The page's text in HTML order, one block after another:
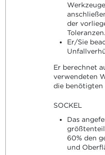
der
Toleranzen.
Er/Sie
Er berechnet
verwendeten
die benötigten
SOCKEL
Das
60% den
und